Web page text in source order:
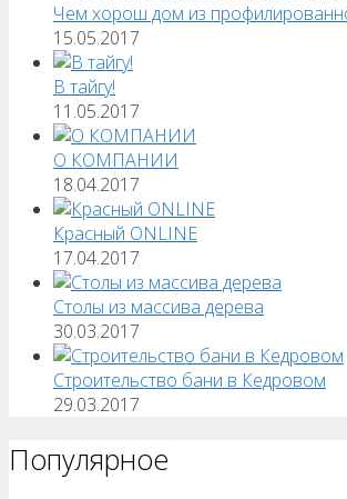
Чем хорош дом из
15.05.2017
В тайгу!
11.05.2017
О КОМПАНИИ
18.04.2017
Красный ONLINE
17.04.2017
Столы из массива дерева
30.03.2017
Строительство бани в Кедровом
29.03.2017
Популярное